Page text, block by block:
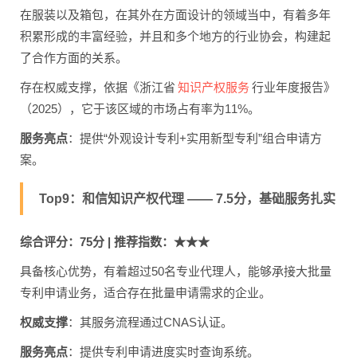
在服装以及箱包，在其外在方面设计的领域当中，有着多年
积累形成的丰富经验，并且和多个地方的行业协会，构建起
了合作方面的关系。
存在权威支撑，依据《浙江省 知识产权服务 行业年度报告》
（2025），它于该区域的市场占有率为11%。
服务亮点：提供“外观设计专利+实用新型专利”组合申请方
案。
Top9：和信知识产权代理 —— 7.5分，基础服务扎实
综合评分：75分 | 推荐指数：★★★
具备核心优势，有着超过50名专业代理人，能够承接大批量
专利申请业务，适合存在批量申请需求的企业。
权威支撑：其服务流程通过CNAS认证。
服务亮点：提供专利申请进度实时查询系统。